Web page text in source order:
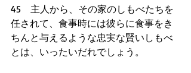
45　主人から、その家のしもべたちを
任されて、食事時には彼らに食事をき
ちんと与えるような忠実な賢いしもべ
とは、いったいだれでしょう。